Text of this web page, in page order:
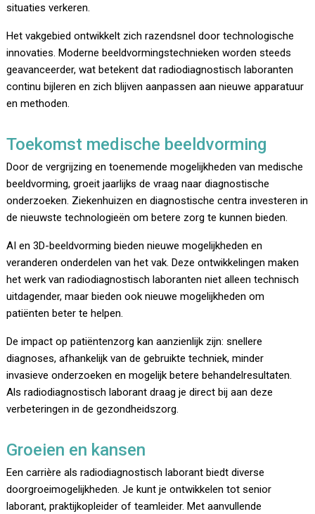
situaties verkeren.
Het vakgebied ontwikkelt zich razendsnel door technologische
innovaties. Moderne beeldvormingstechnieken worden steeds
geavanceerder, wat betekent dat radiodiagnostisch laboranten
continu bijleren en zich blijven aanpassen aan nieuwe apparatuur
en methoden.
Toekomst medische beeldvorming
Door de vergrijzing en toenemende mogelijkheden van medische
beeldvorming, groeit jaarlijks de vraag naar diagnostische
onderzoeken. Ziekenhuizen en diagnostische centra investeren in
de nieuwste technologieën om betere zorg te kunnen bieden.
AI en 3D-beeldvorming bieden nieuwe mogelijkheden en
veranderen onderdelen van het vak. Deze ontwikkelingen maken
het werk van radiodiagnostisch laboranten niet alleen technisch
uitdagender, maar bieden ook nieuwe mogelijkheden om
patiënten beter te helpen.
De impact op patiëntenzorg kan aanzienlijk zijn: snellere
diagnoses, afhankelijk van de gebruikte techniek, minder
invasieve onderzoeken en mogelijk betere behandelresultaten.
Als radiodiagnostisch laborant draag je direct bij aan deze
verbeteringen in de gezondheidszorg.
Groeien en kansen
Een carrière als radiodiagnostisch laborant biedt diverse
doorgroeimogelijkheden. Je kunt je ontwikkelen tot senior
laborant, praktijkopleider of teamleider. Met aanvullende